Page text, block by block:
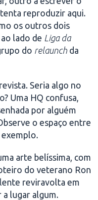
reproduzir aqui.
os outros dois
lado de Liga da
do relaunch da
Seria algo no
Uma HQ confusa,
por alguém
o espaço entre
exemplo.
arte belíssima, com
do veterano Ron
reviravolta em
a lugar algum.